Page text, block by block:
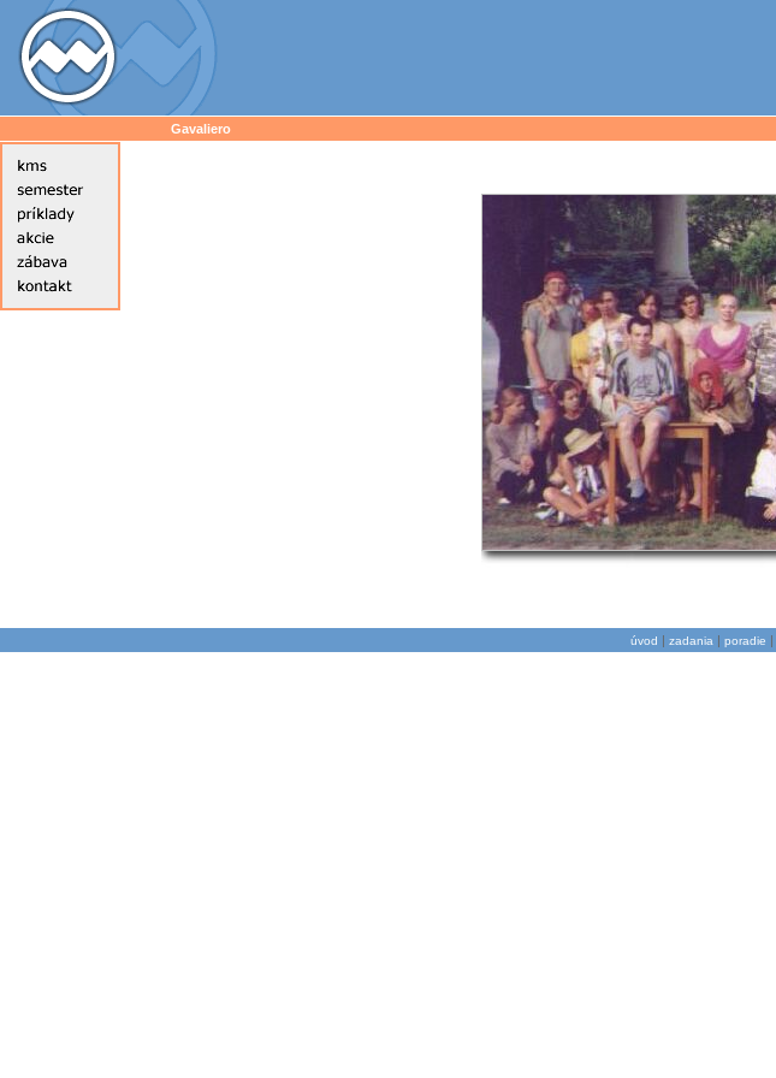
Gavaliero
úvod | zadania | poradie |